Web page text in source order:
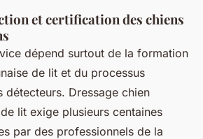
et certification des chiens
dépend surtout de la formation
de lit et du processus
détecteurs. Dressage chien
lit exige plusieurs centaines
par des professionnels de la